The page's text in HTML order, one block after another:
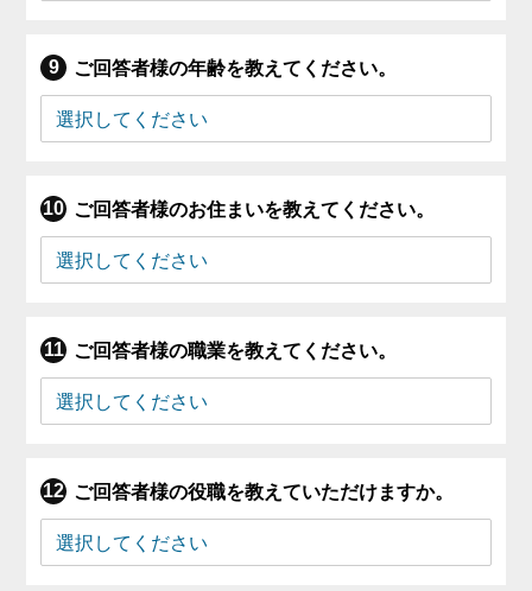
ご回答者様の年齢を教えてください。
ご回答者様のお住まいを教えてください。
ご回答者様の職業を教えてください。
ご回答者様の役職を教えていただけますか。